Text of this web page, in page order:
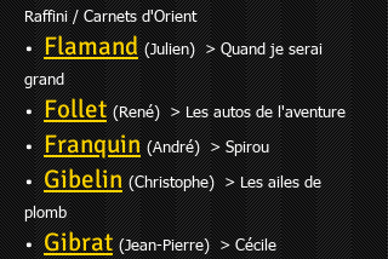
Raffini /Carnets d'Orient
•Flamand (Julien) > Quand je serai
grand
•Follet (René) > Les autos de l'aventure
•Franquin (André) > Spirou
•Gibelin (Christophe) > Les ailes de
plomb
•Gibrat (Jean-Pierre) > Cécile